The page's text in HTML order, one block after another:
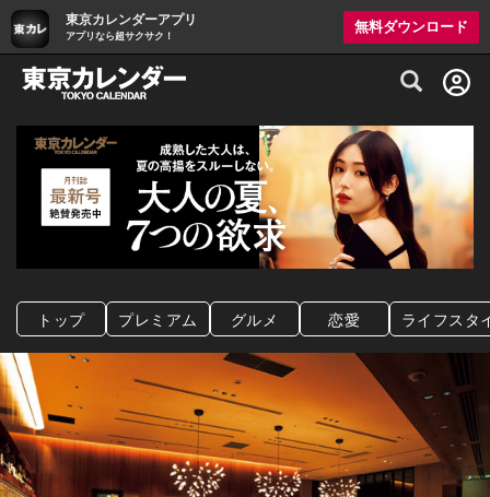
東京カレンダーアプリ
アプリなら超サクサク！
無料ダウンロード
グルメ情報・プレミアムレストラン予約
トップ プレミアム グルメ 恋愛 ライフスタ